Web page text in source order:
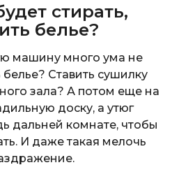
стирать,
белье?
машину много ума не
Ставить сушилку
зала? А потом еще на
доску, а утюг
дальней комнате, чтобы
И даже такая мелочь